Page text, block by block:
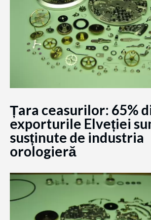
Țara ceasurilor: 65%
exporturile Elveției
susținute de industria
orologieră